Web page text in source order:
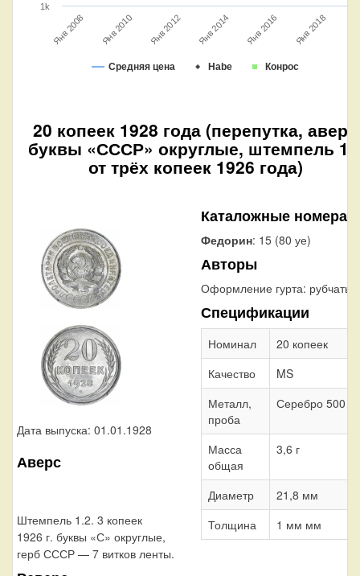
Средняя цена Habe Конрос
Янв 2008 Янв 2010 Янв 2012 Янв 2014 Янв 2016 Янв 2018
1k
20 копеек 1928 года (перепутка, аверс
буквы «СССР» округлые, штемпель
от трёх копеек 1926 года)
Дата выпуска: 01.01.1928
Аверс
Штемпель 1.2. 3 копеек
1926 г. буквы «С» округлые,
герб СССР — 7 витков ленты.
Каталожные номера
Федорин: 15 (80 уе)
Авторы
Оформление гурта: рубчатый
Спецификации
Номинал
20 копеек
Качество
MS
Металл,
проба
Серебро 500
Масса
общая
3,6 г
Диаметр
21,8 мм
Толщина
1 мм мм